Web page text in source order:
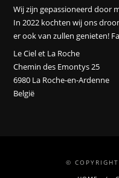
Wij zijn gepassioneerd door
In 2022 kochten wij ons
er ook van zullen genieten!
Le Ciel et La Roche
Chemin des Emontys 25
6980 La Roche-en-Ardenne
België
©